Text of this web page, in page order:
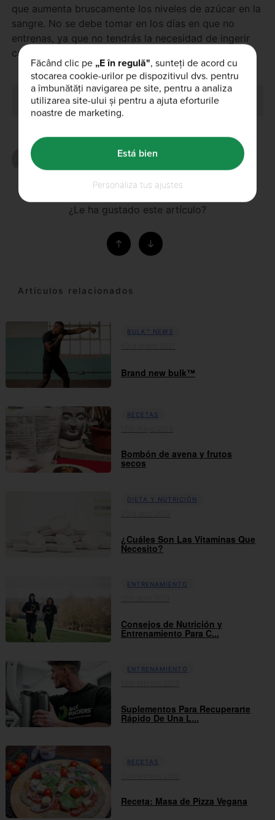
que aumenta bruscamente los niveles de azúcar en la
sangre. No se debe tomar en los días en que no
entrenas, ya que no tendrás la necesidad de ingerir
carbohidratos simples en tu organismo.
¿Le ha gustado este artículo?
Artículos relacionados
BULK™ NEWS
Brand new bulk™
RECETAS
Bombón de avena y frutos
secos
DIETA Y NUTRICIÓN
¿Cuáles Son Las Vitaminas Que
Necesito?
ENTRENAMIENTO
Consejos de Nutrición y
Entrenamiento Para C...
ENTRENAMIENTO
Suplementos Para Recuperarte
Rápido De Una L...
RECETAS
Receta: Masa de Pizza Vegana
Făcând clic pe „E în regulă", sunteți de acord cu
stocarea cookie-urilor pe dispozitivul dvs. pentru
a îmbunătăți navigarea pe site, pentru a analiza
utilizarea site-ului și pentru a ajuta eforturile
noastre de marketing.
Personaliza tus ajustes
Está bien